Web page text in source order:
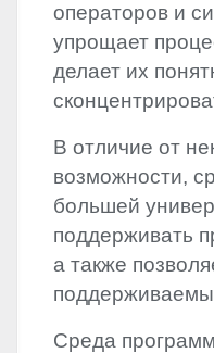
операторов и
упрощает
делает их
В отличие от
возможности,
большей
поддерживать
а также
Среда